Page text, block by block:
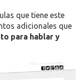
que tiene este
adicionales que
para hablar y